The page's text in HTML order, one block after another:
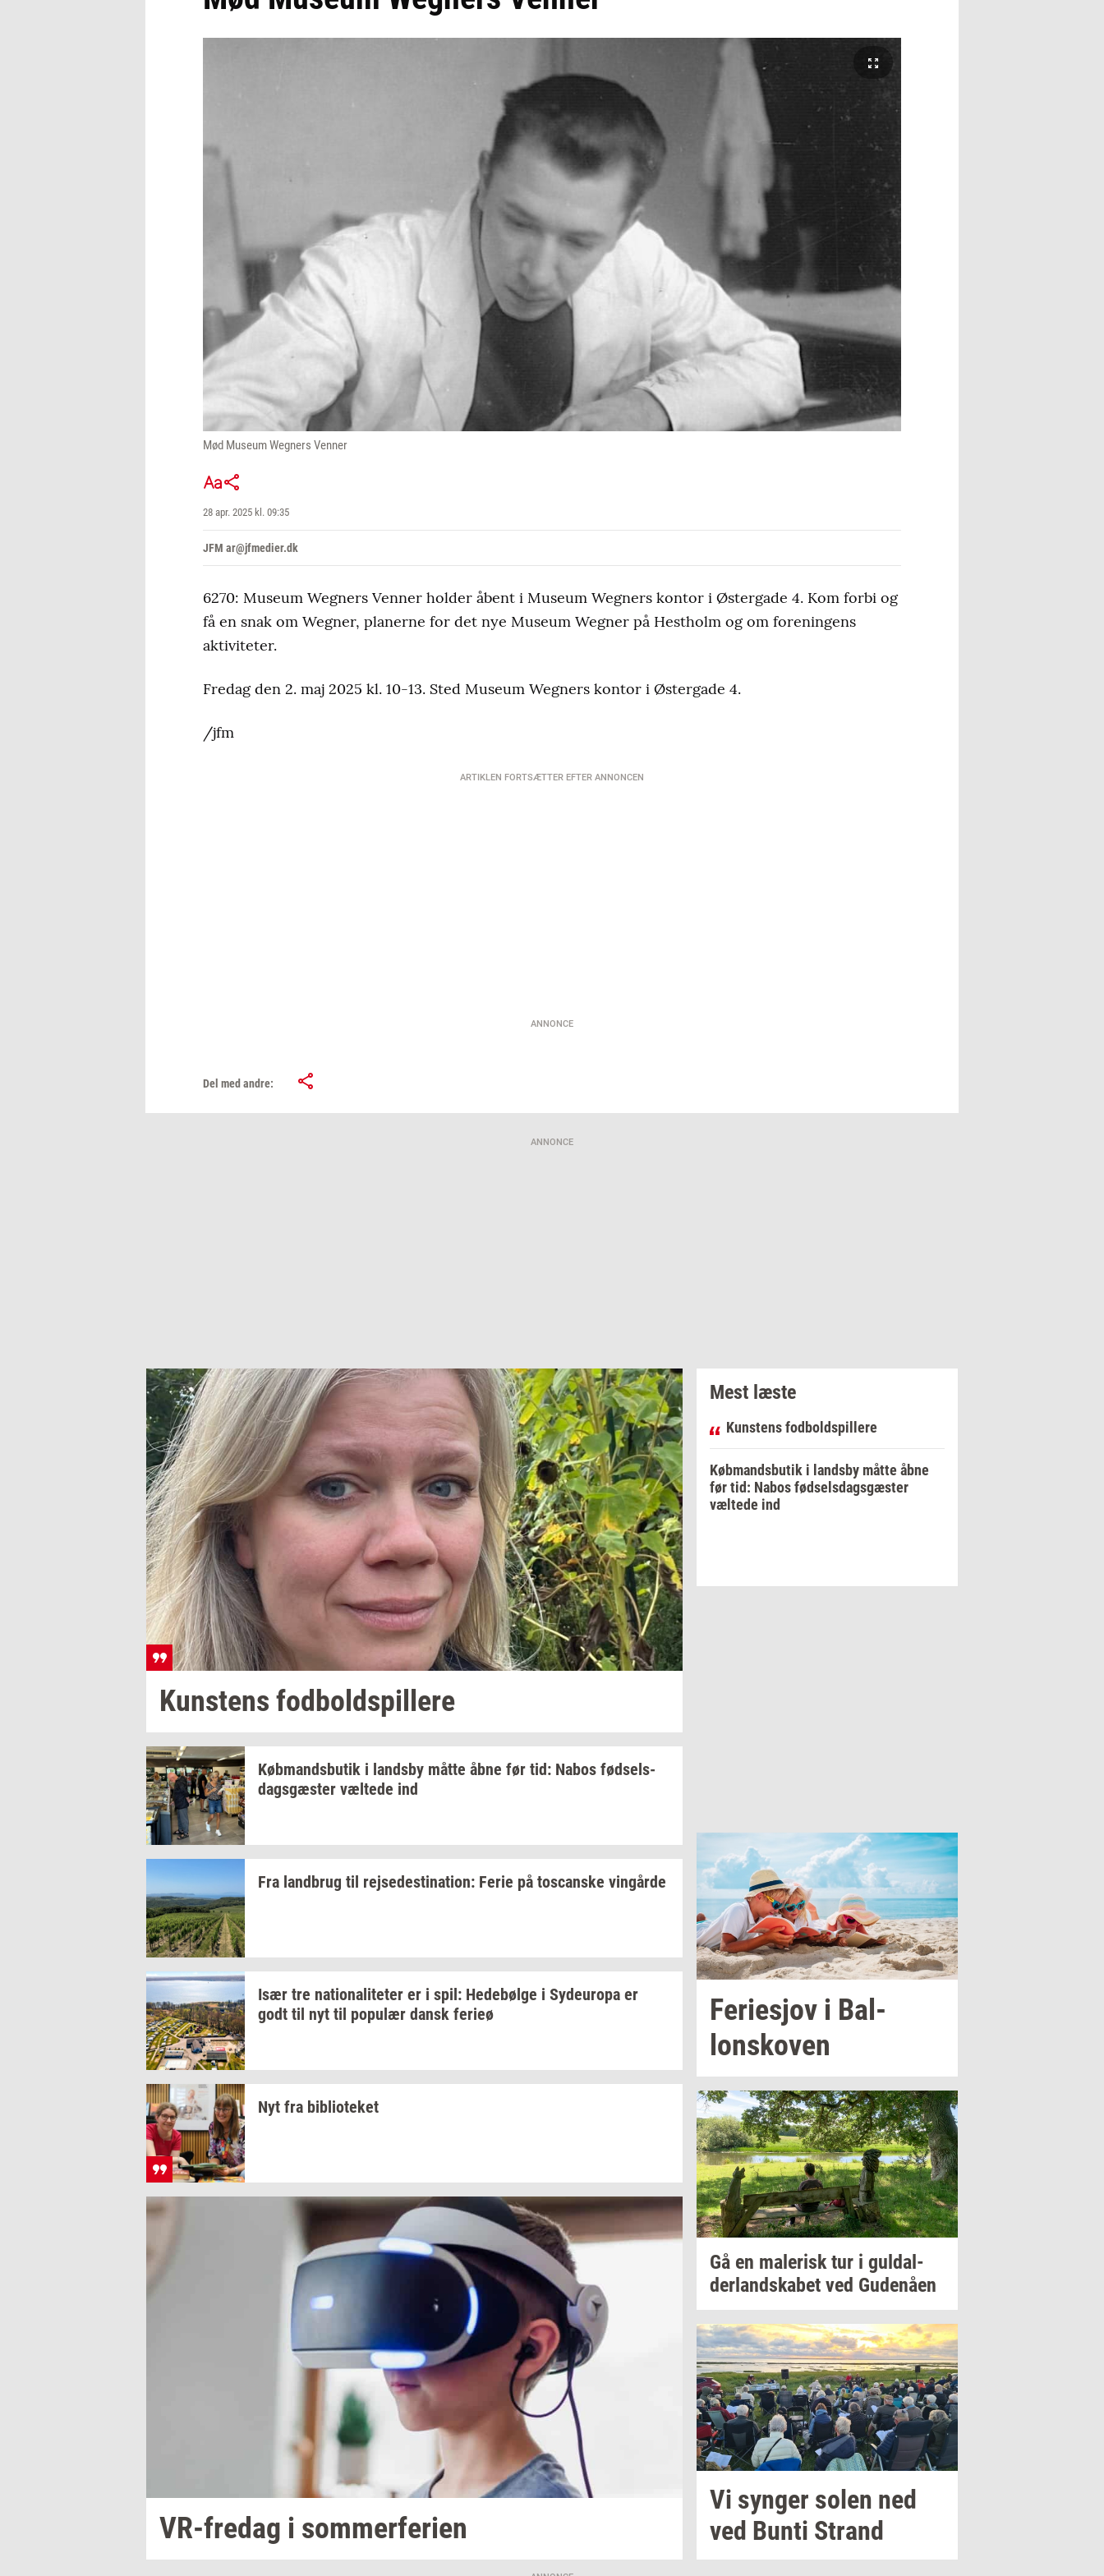
Mød Museum Wegners Venner
28 apr. 2025 kl. 09:35
JFM ar@jfmedier.dk
6270: Museum Wegners Venner holder åbent i Museum Wegners kontor i Østergade 4. Kom forbi og
få en snak om Wegner, planerne for det nye Museum Wegner på Hestholm og om foreningens
aktiviteter.
Fredag den 2. maj 2025 kl. 10-13. Sted Museum Wegners kontor i Østergade 4.
/jfm
ARTIKLEN FORTSÆTTER EFTER ANNONCEN
ANNONCE
Del med andre:
ANNONCE
Kun­stens fod­bold­spil­le­re
Køb­mands­bu­tik i lands­by måtte åbne før tid: Nabos fød­sels­
dags­gæ­ster væl­te­de ind
Fra land­brug til rej­se­desti­na­tion: Ferie på toscan­ske vin­går­de
Især tre na­tio­na­li­te­ter er i spil: He­debøl­ge i Sy­d­eu­ro­pa er
godt til nyt til po­pu­lær dansk fe­ri­eø
Nyt fra bi­bli­o­te­ket
VR-​fredag i som­mer­fe­ri­en
Mest læste
Kunstens fodboldspillere
Købmandsbutik i landsby måtte åbne
før tid: Nabos fødselsdagsgæster
væltede ind
Fe­ri­esjov i Bal­
lonsko­ven
Gå en ma­le­risktur i gul­dal­
der­land­ska­bet ved Gu­denå­en
Vi syn­ger solen ned
ved Bunti Strand